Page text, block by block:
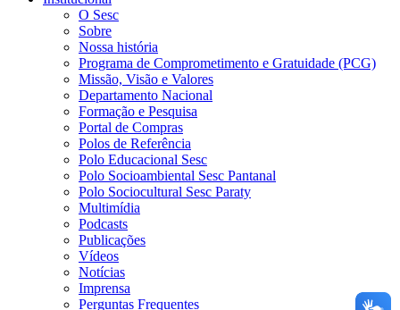
O Sesc
Sobre
Nossa história
Programa de Comprometimento e Gratuidade (PCG)
Missão, Visão e Valores
Departamento Nacional
Formação e Pesquisa
Portal de Compras
Polos de Referência
Polo Educacional Sesc
Polo Socioambiental Sesc Pantanal
Polo Sociocultural Sesc Paraty
Multimídia
Podcasts
Publicações
Vídeos
Notícias
Imprensa
Perguntas Frequentes